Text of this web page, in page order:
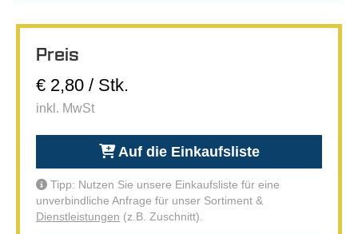
Preis
€ 2,80 / Stk.
inkl. MwSt
Auf die Einkaufsliste
Tipp: Nutzen Sie unsere Einkaufsliste für eine
unverbindliche Anfrage für unser Sortiment &
Dienstleistungen (z.B. Zuschnitt).